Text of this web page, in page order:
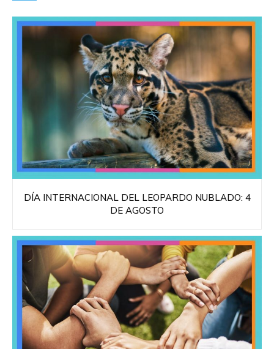
DÍA INTERNACIONAL DEL LEOPARDO NUBLADO: 4
DE AGOSTO